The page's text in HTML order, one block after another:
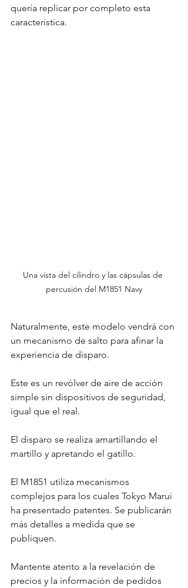
quería replicar por completo esta
característica.
Una vista del cilindro y las cápsulas de
percusión del M1851 Navy
Naturalmente, este modelo vendrá con
un mecanismo de salto para afinar la
experiencia de disparo.
Este es un revólver de aire de acción
simple sin dispositivos de seguridad,
igual que el real.
El disparo se realiza amartillando el
martillo y apretando el gatillo.
El M1851 utiliza mecanismos
complejos para los cuales Tokyo Marui
ha presentado patentes. Se publicarán
más detalles a medida que se
publiquen.
Mantente atento a la revelación de
precios y la información de pedidos